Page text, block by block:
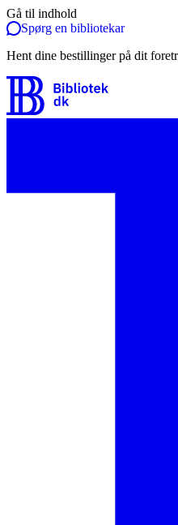
Gå til indhold
Spørg en bibliotekar
Hent dine bestillinger på dit